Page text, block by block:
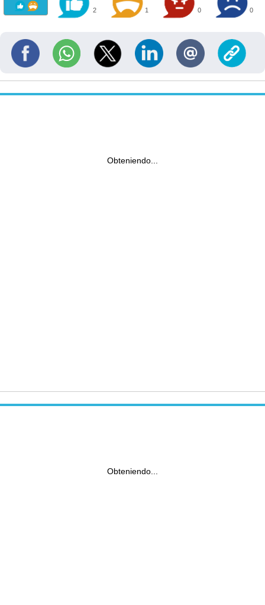
2 1 0 0
Obteniendo...
Obteniendo...